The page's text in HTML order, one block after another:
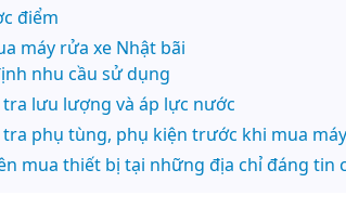
điểm
máy rửa xe Nhật bãi
nhu cầu sử dụng
tra lưu lượng và áp lực nước
tra phụ tùng, phụ kiện trước khi mua
mua thiết bị tại những địa chỉ đáng tin